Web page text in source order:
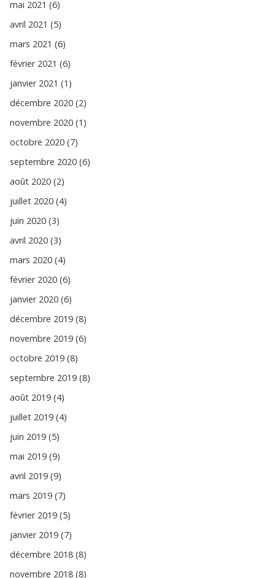
mai 2021 (6)
avril 2021 (5)
mars 2021 (6)
février 2021 (6)
janvier 2021 (1)
décembre 2020 (2)
novembre 2020 (1)
octobre 2020 (7)
septembre 2020 (6)
août 2020 (2)
juillet 2020 (4)
juin 2020 (3)
avril 2020 (3)
mars 2020 (4)
février 2020 (6)
janvier 2020 (6)
décembre 2019 (8)
novembre 2019 (6)
octobre 2019 (8)
septembre 2019 (8)
août 2019 (4)
juillet 2019 (4)
juin 2019 (5)
mai 2019 (9)
avril 2019 (9)
mars 2019 (7)
février 2019 (5)
janvier 2019 (7)
décembre 2018 (8)
novembre 2018 (8)